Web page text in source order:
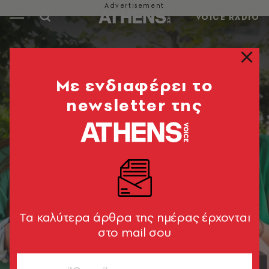
VOICE RADIO
Mε ενδιαφέρει το
newsletter της
Tα καλύτερα άρθρα της ημέρας έρχονται
στο mail σου